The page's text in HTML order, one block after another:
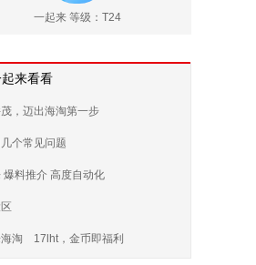
一起来 等级：T24
来看看
，迈出海淘第一步
个常见问题
爆料推介 高度自动化
淘 17lht，金币即福利